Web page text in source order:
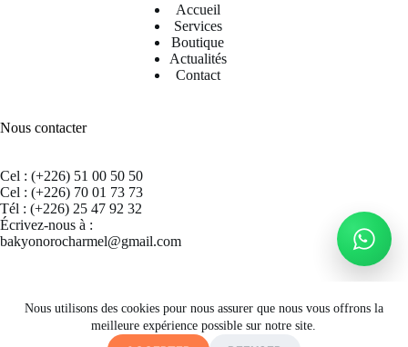
Nous utilisons des cookies pour nous assurer que nous vous offrons la
meilleure expérience possible sur notre site.
Accueil
Services
Boutique
Actualités
Contact
Nous contacter
Cel : (+226) 51 00 50 50
Cel : (+226) 70 01 73 73
Tél : (+226) 25 47 92 32
Écrivez-nous à :
bakyonorocharmel@gmail.com